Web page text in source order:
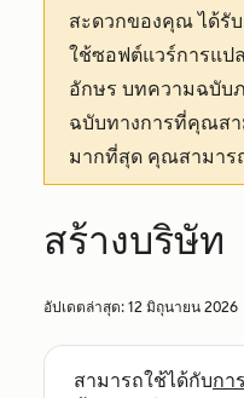
สะดวกของคุณได้รั
ใช้ซอฟต์แวร์การแป
อักษร บทความฉบับ
ฉบับทางการที่คุณส
มากที่สุด คุณสามาร
สร้างบริษัท
อัปเดตล่าสุด: 12 มิถุนายน 2026
สามารถใช้ได้กับกา